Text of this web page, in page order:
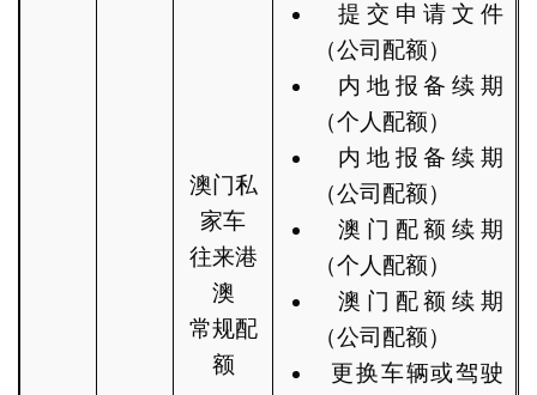
澳门私
家车
往来港
澳
常规配
额
提交申请文件
（公司配额）
内地报备续期
（个人配额）
内地报备续期
（公司配额）
澳门配额续期
（个人配额）
澳门配额续期
（公司配额）
更换车辆或驾驶